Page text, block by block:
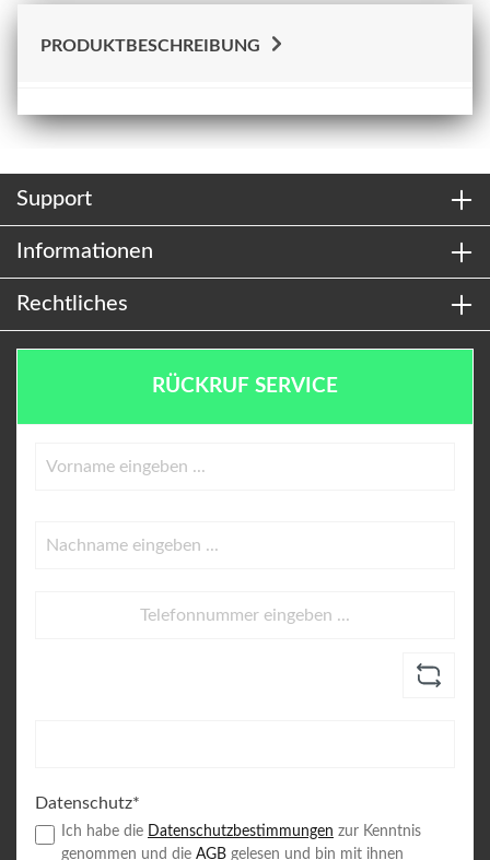
PRODUKTBESCHREIBUNG
Support
Informationen
Rechtliches
RÜCKRUF SERVICE
Datenschutz*
Ich habe die Datenschutzbestimmungen zur Kenntnis
genommen und die AGB gelesen und bin mit ihnen